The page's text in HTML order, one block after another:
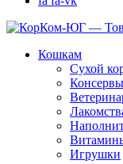
Кошкам
Сухой
Консервы
Игрушки